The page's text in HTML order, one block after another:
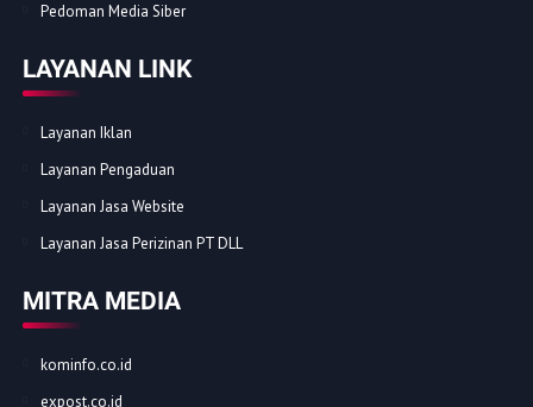
Pedoman Media Siber
LAYANAN LINK
Layanan Iklan
Layanan Pengaduan
Layanan Jasa Website
Layanan Jasa Perizinan PT DLL
MITRA MEDIA
kominfo.co.id
expost.co.id